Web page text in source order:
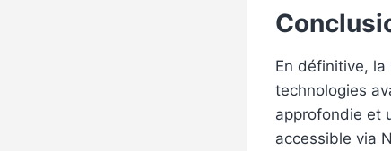
En définitive,
technologies
approfondie et
accessible via